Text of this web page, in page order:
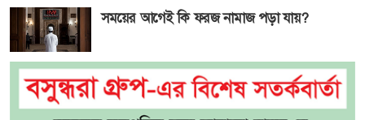
সময়ের আগেই কি ফরজ নামাজ পড়া যায়?